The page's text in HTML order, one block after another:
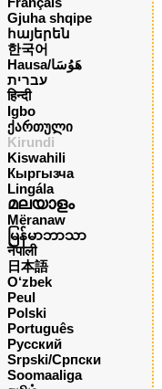
Gjuha shqipe
հայերեն
한국어
Hausa/هَوُسَا
עברית
हिन्दी
Igbo
ქართული
Kirundi
Kiswahili
Кыргызча
Lingála
മലയാളം
Mëranaw
မြန်မာဘာသာ
नेपाली
日本語
O‘zbek
Peul
Polski
Português
Русский
Srpski/Српски
Soomaaliga